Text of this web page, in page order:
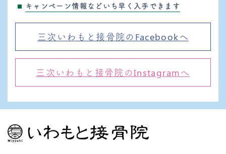
キャンペーン情報などいち早く入手できます
三次いわもと接骨院のFacebookへ
三次いわもと接骨院のInstagramへ